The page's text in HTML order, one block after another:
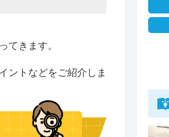
てきます。
ントなどをご紹介しま